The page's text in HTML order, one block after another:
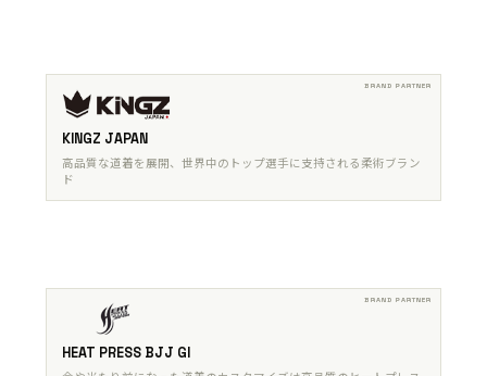
KINGZ JAPAN
高品質な道着を展開、世界中のトップ選手に支持される柔術ブラン
ド
HEAT PRESS BJJ GI